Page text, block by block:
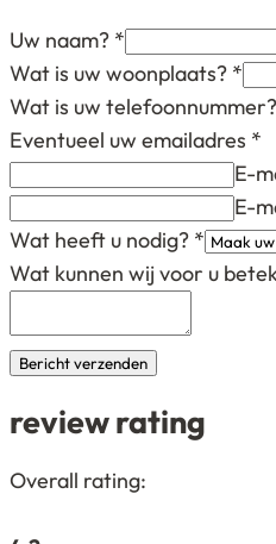
Uw naam? *
Wat is uw woonplaats? *
Wat is uw telefoonnummer?
Eventueel uw emailadres *
E-
E-
Wat heeft u nodig? *
Wat kunnen wij voor u
Bericht verzenden
review rating
4,2
Overall rating: